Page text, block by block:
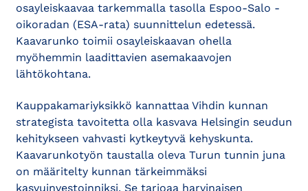
osayleiskaavaa tarkemmalla tasolla Espoo-Salo -
oikoradan (ESA-rata) suunnittelun edetessä.
Kaavarunko toimii osayleiskaavan ohella
myöhemmin laadittavien asemakaavojen
lähtökohtana.
Kauppakamariyksikkö kannattaa Vihdin kunnan
strategista tavoitetta olla kasvava Helsingin seudun
kehitykseen vahvasti kytkeytyvä kehyskunta.
Kaavarunkotyön taustalla oleva Turun tunnin juna
on määritelty kunnan tärkeimmäksi
kasvuinvestoinniksi. Se tarjoaa harvinaisen